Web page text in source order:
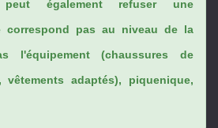
peut également refuser une
correspond pas au niveau de la
l'équipement (chaussures de
adaptés), piquenique,